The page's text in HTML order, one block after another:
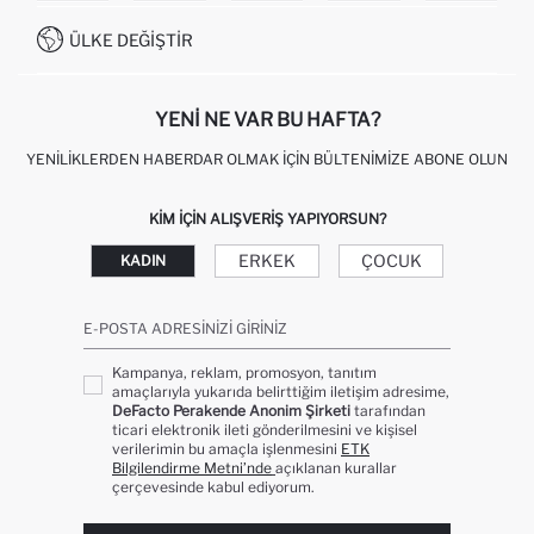
İŞLEM REHBERI
KAMPANYALAR
0850 333 22 86
ÜLKE DEĞIŞTIR
YENI NE VAR BU HAFTA?
YENILIKLERDEN HABERDAR OLMAK İÇIN BÜLTENIMIZE ABONE OLUN
KIM IÇIN ALIŞVERIŞ YAPIYORSUN?
KADIN ERKEK ÇOCUK
E-POSTA ADRESINIZI GIRINIZ
Kampanya, reklam, promosyon, tanıtım
amaçlarıyla yukarıda belirttiğim iletişim adresime,
DeFacto Perakende Anonim Şirketi tarafından
ticari elektronik ileti gönderilmesini ve kişisel
verilerimin bu amaçla işlenmesini ETK
Bilgilendirme Metni’nde açıklanan kurallar
çerçevesinde kabul ediyorum.